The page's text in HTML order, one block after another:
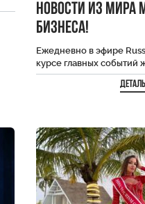
новости из
бизнеса!
Ежедневно в эфире
курсе главных событий
селебрити.